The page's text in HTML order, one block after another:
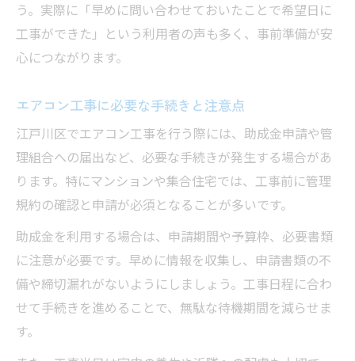
う。実際に「早めに問い合わせておいたことで希望日に
工事ができた」という利用者の声も多く、事前準備が安
心につながります。
エアコン工事に必要な手続きと注意点
江戸川区でエアコン工事を行う際には、助成金申請や管
理組合への届出など、必要な手続きが発生する場合があ
ります。特にマンションや集合住宅では、工事前に管理
規約の確認と申請が必須となることが多いです。
助成金を利用する場合は、申請期間や予算枠、必要書類
に注意が必要です。早めに情報を収集し、申請書類の不
備や締切漏れがないようにしましょう。工事日程に合わ
せて手続きを進めることで、無駄な待機期間を減らせま
す。